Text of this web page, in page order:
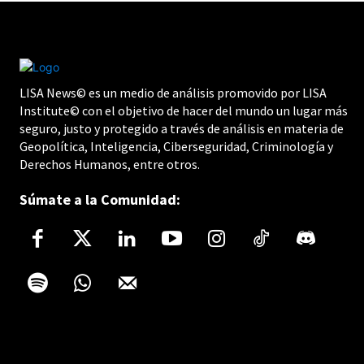
LISA News© es un medio de análisis promovido por LISA
Institute© con el objetivo de hacer del mundo un lugar más
seguro, justo y protegido a través de análisis en materia de
Geopolítica, Inteligencia, Ciberseguridad, Criminología y
Derechos Humanos, entre otros.
Súmate a la Comunidad: